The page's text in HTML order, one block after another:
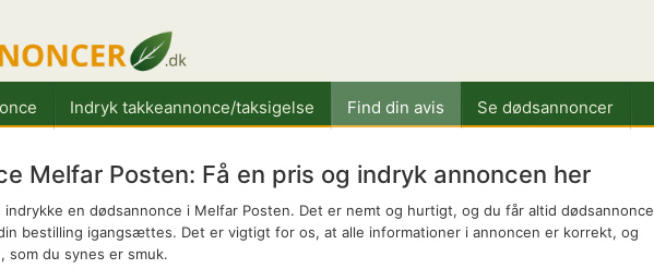
Indryk takkeannonce/taksigelse Find din avis Se dødsannoncer
Melfar Posten: Få en pris og indryk annoncen her
indrykke en dødsannonce i Melfar Posten. Det er nemt og hurtigt, og du får altid dødsannonce
bestilling igangsættes. Det er vigtigt for os, at alle informationer i annoncen er korrekt, og
som du synes er smuk.